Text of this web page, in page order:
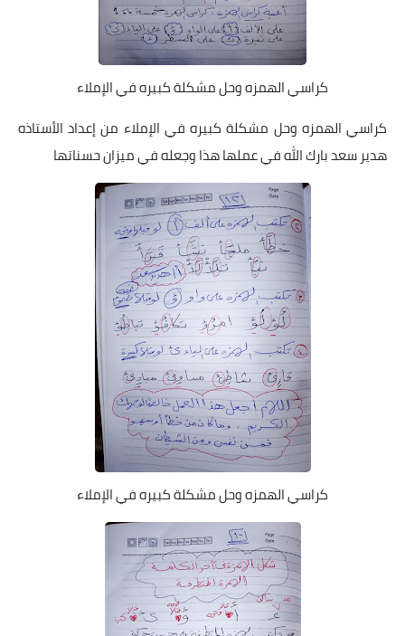
كراسي الهمزه وحل مشكلة كبيره في الإملاء
كراسي الهمزه وحل مشكلة كبيره في الإملاء من إعداد الأستاذه
هدير سعد بارك الله في عملها هذا وجعله في ميزان حسناتها
كراسي الهمزه وحل مشكلة كبيره في الإملاء